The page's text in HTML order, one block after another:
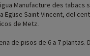
Manufacture des
Eglise Saint-Vincent, del
de Metz.
de pisos de 6 a 7